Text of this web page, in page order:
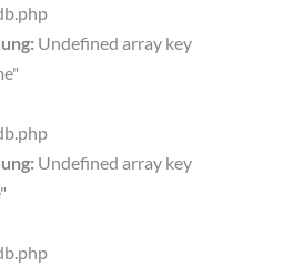
Undefined array key
Undefined array key